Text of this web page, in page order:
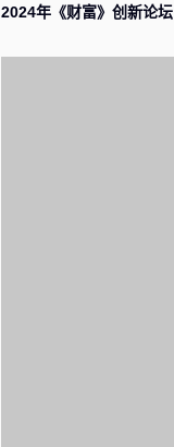
2024年《财富》创新论坛